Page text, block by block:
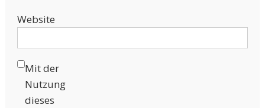
Website
Mit der
Nutzung
dieses